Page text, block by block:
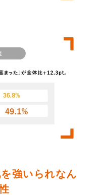
強いられなん